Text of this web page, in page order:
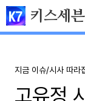
본문 바로가기
키스세
지금 이슈/시사 따라
고유정